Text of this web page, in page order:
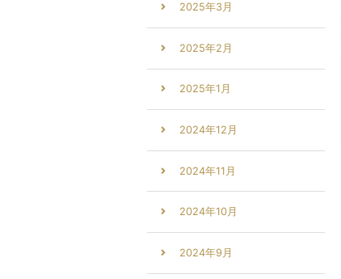
2025年3月
2025年2月
2025年1月
2024年12月
2024年11月
2024年10月
2024年9月